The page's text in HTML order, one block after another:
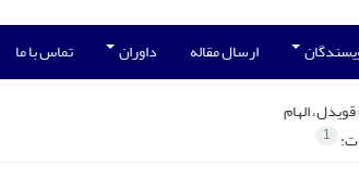
ارسال مقاله داوران تماس با ما
قویدل، الهام
1